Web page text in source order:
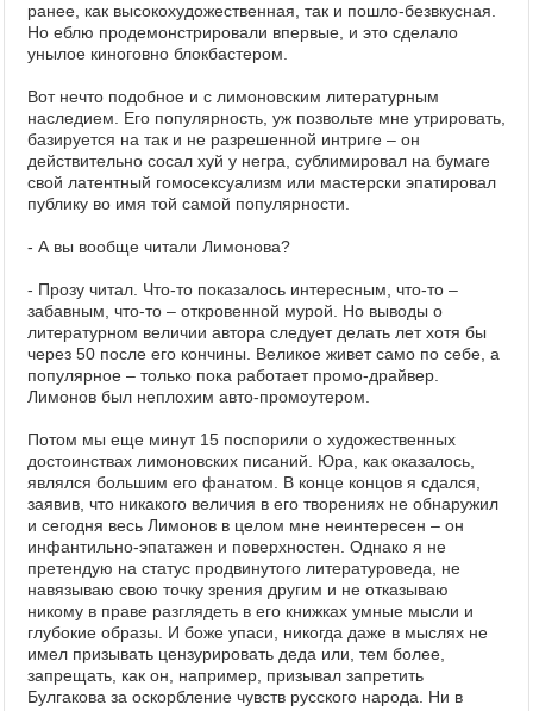
ранее, как высокохудожественная, так и пошло-безвкусная.
Но еблю продемонстрировали впервые, и это сделало
унылое киноговно блокбастером.
Вот нечто подобное и с лимоновским литературным
наследием. Его популярность, уж позвольте мне утрировать,
базируется на так и не разрешенной интриге – он
действительно сосал хуй у негра, сублимировал на бумаге
свой латентный гомосексуализм или мастерски эпатировал
публику во имя той самой популярности.
- А вы вообще читали Лимонова?
- Прозу читал. Что-то показалось интересным, что-то –
забавным, что-то – откровенной мурой. Но выводы о
литературном величии автора следует делать лет хотя бы
через 50 после его кончины. Великое живет само по себе, а
популярное – только пока работает промо-драйвер.
Лимонов был неплохим авто-промоутером.
Потом мы еще минут 15 поспорили о художественных
достоинствах лимоновских писаний. Юра, как оказалось,
являлся большим его фанатом. В конце концов я сдался,
заявив, что никакого величия в его творениях не обнаружил
и сегодня весь Лимонов в целом мне неинтересен – он
инфантильно-эпатажен и поверхностен. Однако я не
претендую на статус продвинутого литературоведа, не
навязываю свою точку зрения другим и не отказываю
никому в праве разглядеть в его книжках умные мысли и
глубокие образы. И боже упаси, никогда даже в мыслях не
имел призывать цензурировать деда или, тем более,
запрещать, как он, например, призывал запретить
Булгакова за оскорбление чувств русского народа. Ни в